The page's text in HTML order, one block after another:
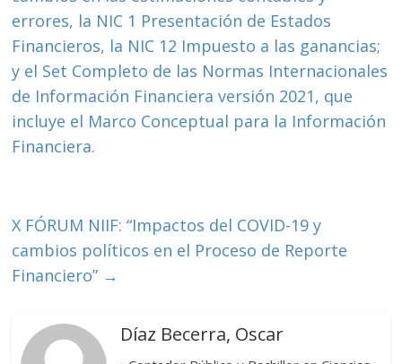
k r
errores, la NIC 1 Presentación de Estados
Financieros, la NIC 12 Impuesto a las ganancias;
y el Set Completo de las Normas Internacionales
de Información Financiera versión 2021, que
incluye el Marco Conceptual para la Información
Financiera.
X FÓRUM NIIF: “Impactos del COVID-19 y
cambios políticos en el Proceso de Reporte
Financiero” →
Díaz Becerra, Oscar